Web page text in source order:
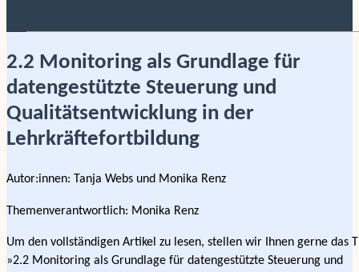
2.2 Monitoring als Grundlage für
datengestützte Steuerung und
Qualitätsentwicklung in der
Lehrkräftefortbildung
Autor:innen: Tanja Webs und Monika Renz
Themenverantwortlich: Monika Renz
Um den vollständigen Artikel zu lesen, stellen wir Ihnen gerne das
»2.2 Monitoring als Grundlage für datengestützte Steuerung und